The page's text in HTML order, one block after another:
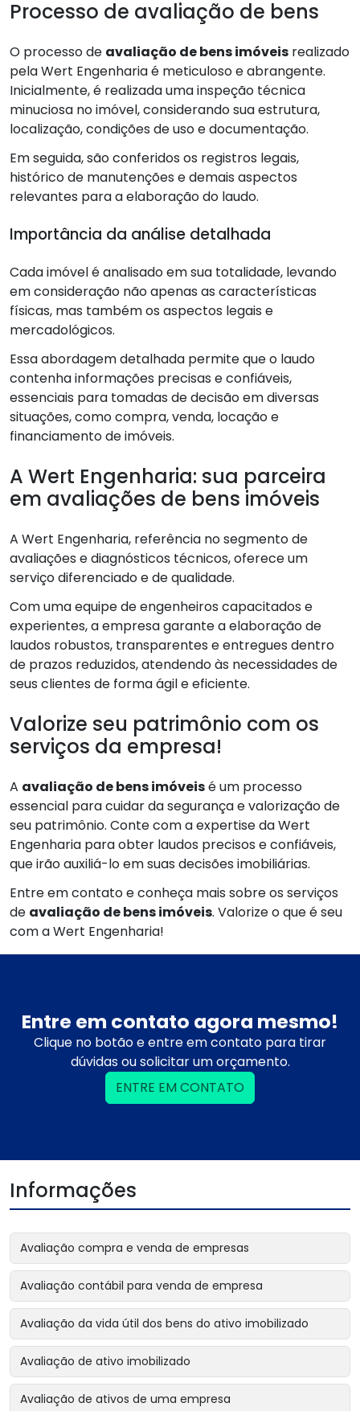
Processo de avaliação de bens
O processo de avaliação de bens imóveis realizado
pela Wert Engenharia é meticuloso e abrangente.
Inicialmente, é realizada uma inspeção técnica
minuciosa no imóvel, considerando sua estrutura,
localização, condições de uso e documentação.
Em seguida, são conferidos os registros legais,
histórico de manutenções e demais aspectos
relevantes para a elaboração do laudo.
Importância da análise detalhada
Cada imóvel é analisado em sua totalidade, levando
em consideração não apenas as características
físicas, mas também os aspectos legais e
mercadológicos.
Essa abordagem detalhada permite que o laudo
contenha informações precisas e confiáveis,
essenciais para tomadas de decisão em diversas
situações, como compra, venda, locação e
financiamento de imóveis.
A Wert Engenharia: sua parceira
em avaliações de bens imóveis
A Wert Engenharia, referência no segmento de
avaliações e diagnósticos técnicos, oferece um
serviço diferenciado e de qualidade.
Com uma equipe de engenheiros capacitados e
experientes, a empresa garante a elaboração de
laudos robustos, transparentes e entregues dentro
de prazos reduzidos, atendendo às necessidades de
seus clientes de forma ágil e eficiente.
Valorize seu patrimônio com os
serviços da empresa!
A avaliação de bens imóveisé um processo
essencial para cuidar da segurança e valorização de
seu patrimônio. Conte com a expertise da Wert
Engenharia para obter laudos precisos e confiáveis,
que irão auxiliá-lo em suas decisões imobiliárias.
Entre em contato e conheça mais sobre os serviços
de avaliação de bens imóveis. Valorize o que é seu
com a Wert Engenharia!
Entre em contato agora mesmo!
Clique no botão e entre em contato para tirar
dúvidas ou solicitar um orçamento.
ENTRE EM CONTATO
Informações
Avaliação compra e venda de empresas
Avaliação contábil para venda de empresa
Avaliação da vida útil dos bens do ativo imobilizado
Avaliação de ativo imobilizado
Avaliação de ativos de uma empresa